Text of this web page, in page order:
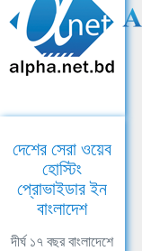
দেশের সেরা ওয়েব
হোস্টিং
প্রোভাইডার ইন
বাংলাদেশ
দীর্ঘ ১৭ বছর বাংলাদেশে